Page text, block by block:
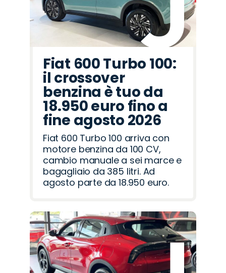
Fiat 600 Turbo 100:
il crossover
benzina è tuo da
18.950 euro fino a
fine agosto 2026
Fiat 600 Turbo 100 arriva con
motore benzina da 100 CV,
cambio manuale a sei marce e
bagagliaio da 385 litri. Ad
agosto parte da 18.950 euro.